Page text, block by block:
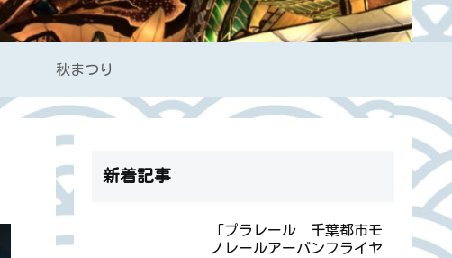
秋まつり
新着記事
「プラレール 千葉都市モ
ノレールアーバンフライヤ